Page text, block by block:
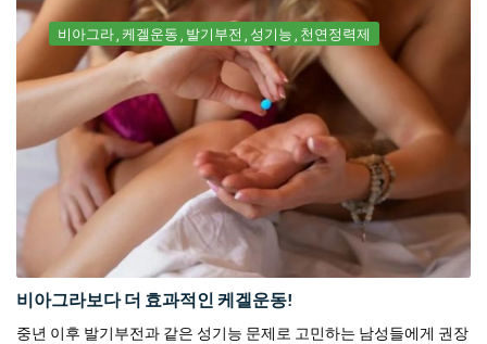
비아그라 케겔운동 발기부전 성기능 천연정력제
비아그라보다 더 효과적인 케겔운동!
중년 이후 발기부전과 같은 성기능 문제로 고민하는 남성들에게 권장